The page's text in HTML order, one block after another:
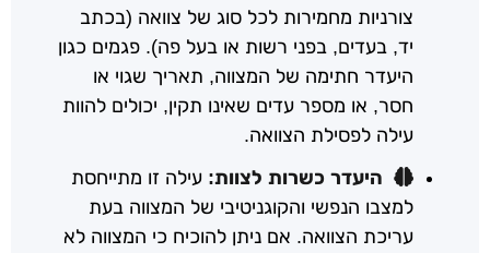
צורניות מחמירות לכל סוג של צוואה (בכתב
יד, בעדים, בפני רשות או בעל פה). פגמים כגון
היעדר חתימה של המצווה, תאריך שגוי או
חסר, או מספר עדים שאינו תקין, יכולים להוות
עילה לפסילת הצוואה.
היעדר כשרות לצוות: עילה זו מתייחסת
למצבו הנפשי והקוגניטיבי של המצווה בעת
עריכת הצוואה. אם ניתן להוכיח כי המצווה לא